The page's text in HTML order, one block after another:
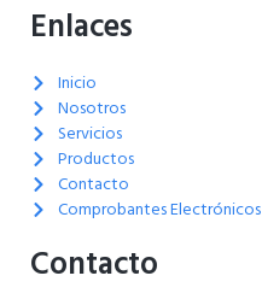
Enlaces
Inicio
Nosotros
Servicios
Productos
Contacto
Comprobantes Electrónicos
Contacto